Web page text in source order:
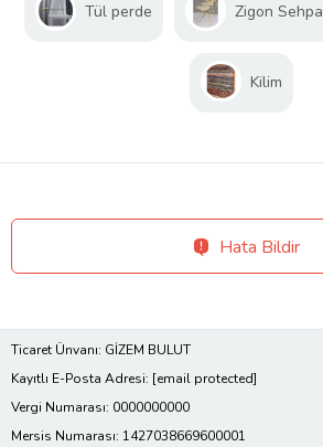
Tül perde Zigon Sehpa
Kilim
Hata Bildir
Ticaret Ünvanı: GİZEM BULUT
Kayıtlı E-Posta Adresi: [email protected]
Vergi Numarası: 0000000000
Mersis Numarası: 1427038669600001